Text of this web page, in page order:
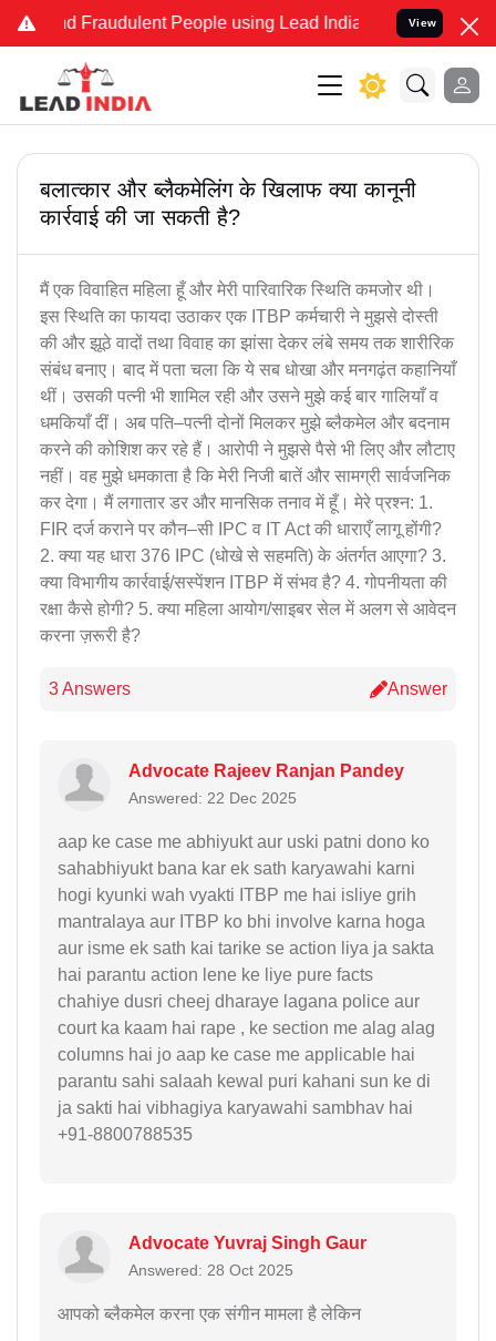
and Fraudulent People using Lead India name to Resolve
View
बलात्कार और ब्लैकमेलिंग के खिलाफ क्या कानूनी
कार्रवाई की जा सकती है?
मैं एक विवाहित महिला हूँ और मेरी पारिवारिक स्थिति कमजोर थी।
इस स्थिति का फायदा उठाकर एक ITBP कर्मचारी ने मुझसे दोस्ती
की और झूठे वादों तथा विवाह का झांसा देकर लंबे समय तक शारीरिक
संबंध बनाए। बाद में पता चला कि ये सब धोखा और मनगढ़ंत कहानियाँ
थीं। उसकी पत्नी भी शामिल रही और उसने मुझे कई बार गालियाँ व
धमकियाँ दीं। अब पति–पत्नी दोनों मिलकर मुझे ब्लैकमेल और बदनाम
करने की कोशिश कर रहे हैं। आरोपी ने मुझसे पैसे भी लिए और लौटाए
नहीं। वह मुझे धमकाता है कि मेरी निजी बातें और सामग्री सार्वजनिक
कर देगा। मैं लगातार डर और मानसिक तनाव में हूँ। मेरे प्रश्न: 1.
FIR दर्ज कराने पर कौन–सी IPC व IT Act की धाराएँ लागू होंगी?
2. क्या यह धारा 376 IPC (धोखे से सहमति) के अंतर्गत आएगा? 3.
क्या विभागीय कार्रवाई/सस्पेंशन ITBP में संभव है? 4. गोपनीयता की
रक्षा कैसे होगी? 5. क्या महिला आयोग/साइबर सेल में अलग से आवेदन
करना ज़रूरी है?
3 Answers Answer
Advocate Rajeev Ranjan Pandey
Answered: 22 Dec 2025
aap ke case me abhiyukt aur uski patni dono ko
sahabhiyukt bana kar ek sath karyawahi karni
hogi kyunki wah vyakti ITBP me hai isliye grih
mantralaya aur ITBP ko bhi involve karna hoga
aur isme ek sath kai tarike se action liya ja sakta
hai parantu action lene ke liye pure facts
chahiye dusri cheej dharaye lagana police aur
court ka kaam hai rape , ke section me alag alag
columns hai jo aap ke case me applicable hai
parantu sahi salaah kewal puri kahani sun ke di
ja sakti hai vibhagiya karyawahi sambhav hai
+91-8800788535
Advocate Yuvraj Singh Gaur
Answered: 28 Oct 2025
आपको ब्लैकमेल करना एक संगीन मामला है लेकिन